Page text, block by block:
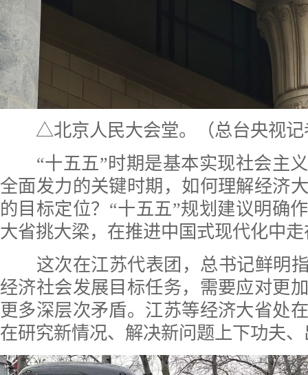
△北京人民大会堂。（总台央视记
“十五五”时期是基本实现社会主义
全面发力的关键时期，如何理解经济
的目标定位？“十五五”规划建议明确
大省挑大梁，在推进中国式现代化中
这次在江苏代表团，总书记鲜明指
经济社会发展目标任务，需要应对更
更多深层次矛盾。江苏等经济大省处
在研究新情况、解决新问题上下功夫